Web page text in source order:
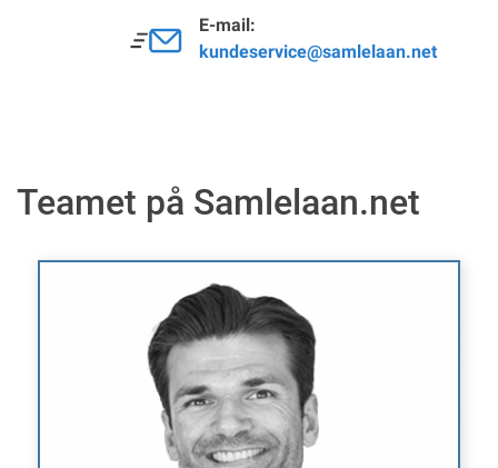
E-mail:
kundeservice@samlelaan.net
Teamet på Samlelaan.net